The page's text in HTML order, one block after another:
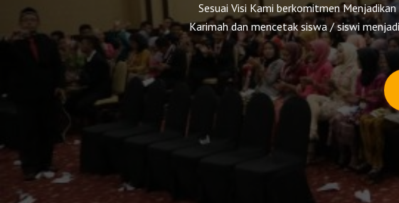
Sesuai Visi Kami berkomitmen
Karimah dan mencetak siswa / siswi